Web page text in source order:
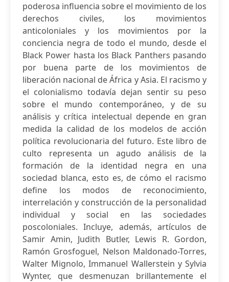
poderosa influencia sobre el movimiento de los
derechos civiles, los movimientos
anticoloniales y los movimientos por la
conciencia negra de todo el mundo, desde el
Black Power hasta los Black Panthers pasando
por buena parte de los movimientos de
liberación nacional de África y Asia. El racismo y
el colonialismo todavía dejan sentir su peso
sobre el mundo contemporáneo, y de su
análisis y crítica intelectual depende en gran
medida la calidad de los modelos de acción
política revolucionaria del futuro. Este libro de
culto representa un agudo análisis de la
formación de la identidad negra en una
sociedad blanca, esto es, de cómo el racismo
define los modos de reconocimiento,
interrelación y construcción de la personalidad
individual y social en las sociedades
poscoloniales. Incluye, además, artículos de
Samir Amin, Judith Butler, Lewis R. Gordon,
Ramón Grosfoguel, Nelson Maldonado-Torres,
Walter Mignolo, Immanuel Wallerstein y Sylvia
Wynter, que desmenuzan brillantemente el